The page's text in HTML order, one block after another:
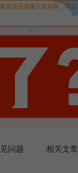
等违法违规不良内容，请点
问题 相关文章